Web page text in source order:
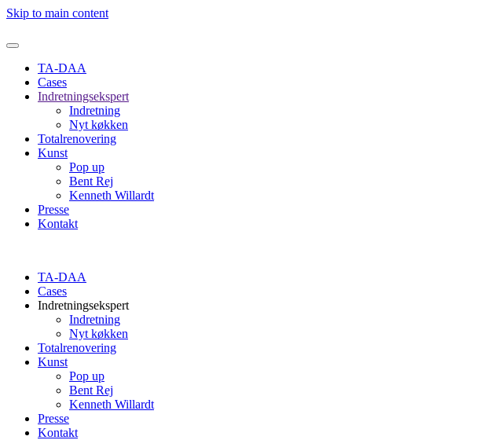
Skip to main content
TA-DAA
Cases
Indretningsekspert
Indretning
Nyt køkken
Totalrenovering
Kunst
Pop up
Bent Rej
Kenneth Willardt
Presse
Kontakt
TA-DAA
Cases
Indretningsekspert
Indretning
Nyt køkken
Totalrenovering
Kunst
Pop up
Bent Rej
Kenneth Willardt
Presse
Kontakt